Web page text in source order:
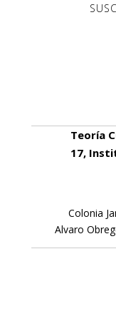
Teoría
17,
Colonia
Alvaro